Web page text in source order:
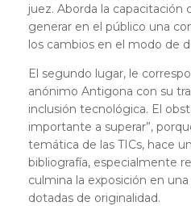
juez. Aborda la capacitación
generar en el público una
los cambios en el modo de
El segundo lugar, le
anónimo Antigona con su
inclusión tecnológica. El
importante a superar”,
temática de las TICs, hace
bibliografía, especialmente
culmina la exposición en
dotadas de originalidad.